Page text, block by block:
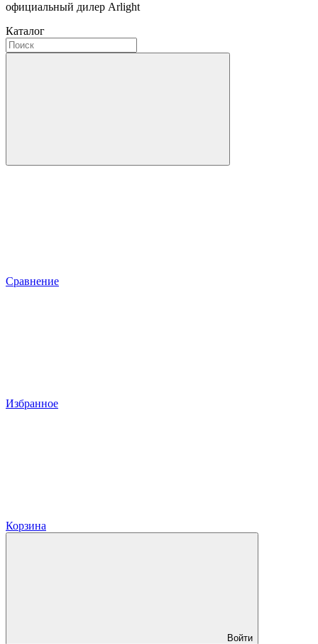
официальный дилер Arlight
Каталог
Сравнение
Избранное
Корзина
Войти